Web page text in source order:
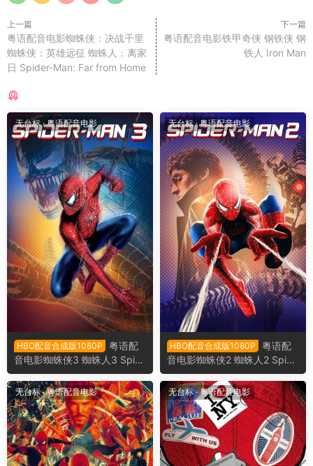
上一篇
粤语配音电影蜘蛛侠：决战千里
蜘蛛侠：英雄远征 蜘蛛人：离家
日 Spider-Man: Far from Home
下一篇
粤语配音电影铁甲奇侠 钢铁侠 钢
铁人 Iron Man
无台标·粤语配音电影
HBO配音合成版1080P
粤语配
音电影蜘蛛侠3 蜘蛛人3 Spid
erMan 3 蜘蛛侠2007
无台标·粤语配音电影
HBO配音合成版1080P
粤语配
音电影蜘蛛侠2 蜘蛛人2 Spide
r Man 2 蜘蛛侠2004
无台标·粤语配音电影 无台标·粤语配音电影